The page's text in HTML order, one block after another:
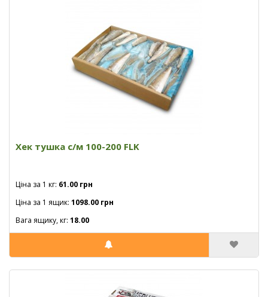
Хек тушка с/м 100-200 FLK
Ціна за 1 кг: 61.00 грн
Ціна за 1 ящик: 1098.00 грн
Вага ящику, кг: 18.00